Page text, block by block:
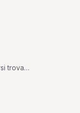
SEO e GEO: come farsi trovare su Google, ChatGPT e motori di ricerca AI